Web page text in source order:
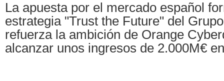
La apuesta por el mercado español
estrategia "Trust the Future" del
refuerza la ambición de Orange
alcanzar unos ingresos de 2.000M€